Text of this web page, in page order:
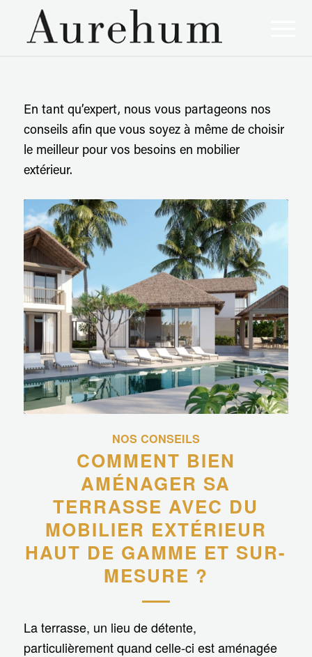
En tant qu’expert, nous vous partageons nos
conseils afin que vous soyez à même de choisir
le meilleur pour vos besoins en mobilier
extérieur.
NOS CONSEILS
COMMENT BIEN
AMÉNAGER SA
TERRASSE AVEC DU
MOBILIER EXTÉRIEUR
HAUT DE GAMME ET SUR-
MESURE ?
La terrasse, un lieu de détente,
particulièrement quand celle-ci est aménagée